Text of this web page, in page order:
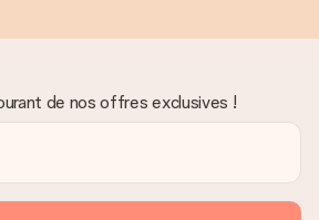
de nos offres exclusives !